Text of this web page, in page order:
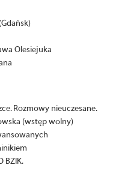
Olesiejuka
Rozmowy nieuczesane.
(wstęp wolny)
BZIK.